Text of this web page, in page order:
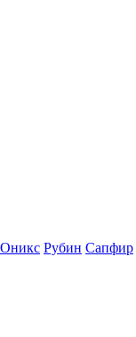
Оникс Рубин Сапфир